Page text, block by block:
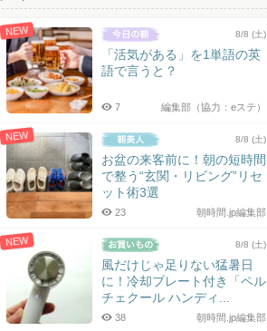
NEW 8/8 (土)
「活気がある」を1単語の英
語で言うと？
編集部（協力：eステ）
7
NEW 8/8 (土)
お盆の来客前に！朝の短時間
で整う“玄関・リビング”リセ
ット術3選
朝時間.jp編集部
23
NEW 8/8 (土)
風だけじゃ足りない猛暑日
に！冷却プレート付き「ペル
チェクール ハンディ...
朝時間.jp編集部
38